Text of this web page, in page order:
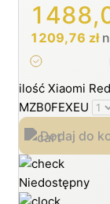
1209,76 zł
ilość Xiaomi
MZB0FEXEU
Dodaj do
Niedostępny